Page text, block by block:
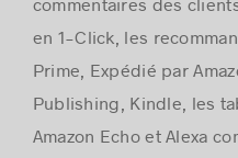
en 1-Click, les
Prime, Expédié par
Publishing, Kindle, les
Amazon Echo et Alexa